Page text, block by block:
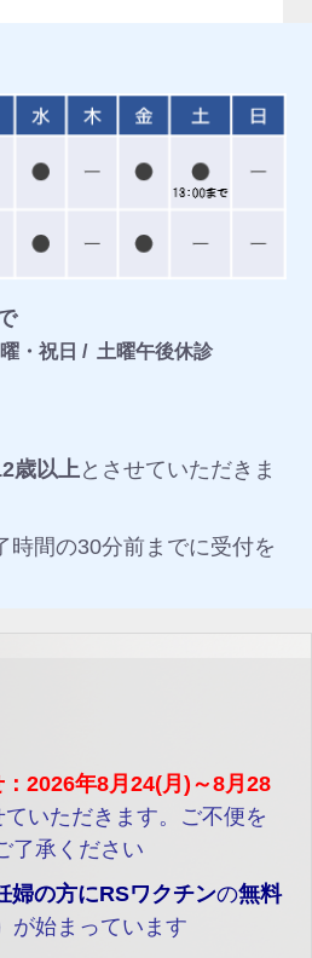
・祝日 / 土曜午後休診
歳以上とさせていただきま
時間の30分前までに受付を
2026年8月24(月)～8月28
ていただきます。ご不便を
了承ください
婦の方にRSワクチンの無料
が始まっています